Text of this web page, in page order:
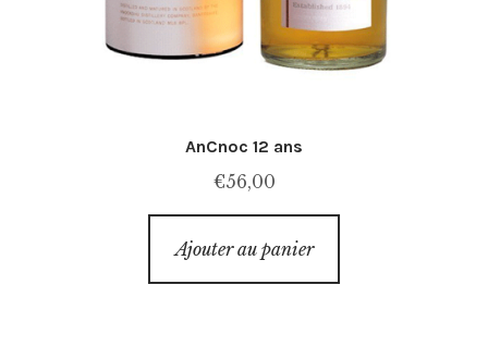
AnCnoc 12 ans
€56,00
Ajouter au panier